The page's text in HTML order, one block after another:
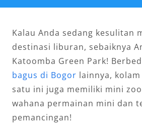
Kalau Anda sedang kesulitan
destinasi liburan, sebaiknya
Katoomba Green Park!
bagus di Bogor lainnya,
satu ini juga memiliki mini
wahana permainan mini dan
pemancingan!